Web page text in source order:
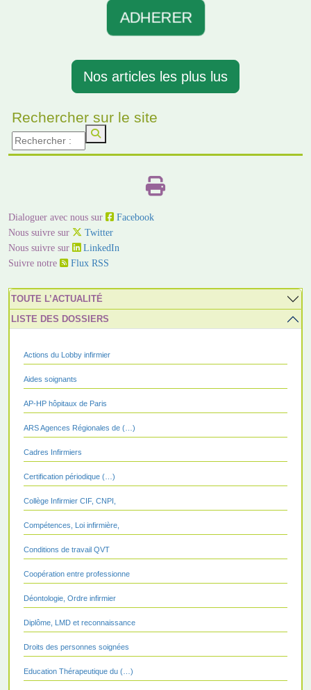
ADHERER
Nos articles les plus lus
Rechercher sur le site
Dialoguer avec nous sur
Facebook
Nous suivre sur
Twitter
Nous suivre sur
LinkedIn
Suivre notre
Flux RSS
TOUTE L’ACTUALITÉ
LISTE DES DOSSIERS
Actions du Lobby infirmier
Aides soignants
AP-HP hôpitaux de Paris
ARS Agences Régionales de (…)
Cadres Infirmiers
Certification périodique (…)
Collège Infirmier CIF, CNPI,
Compétences, Loi infirmière,
Conditions de travail QVT
Coopération entre professionne
Déontologie, Ordre infirmier
Diplôme, LMD et reconnaissance
Droits des personnes soignées
Education Thérapeutique du (…)